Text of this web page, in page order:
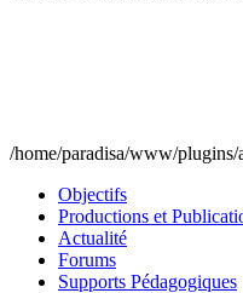
/home/paradisa/www/plugins/
Objectifs
Productions et
Actualité
Forums
Supports Pédagogiques